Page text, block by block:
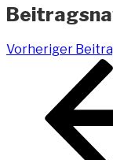
Vorheriger